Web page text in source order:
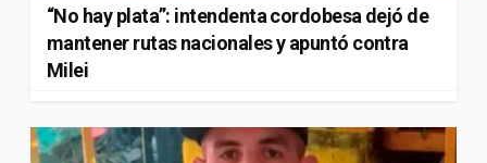
“No hay plata”: intendenta cordobesa dejó de
mantener rutas nacionales y apuntó contra
Milei